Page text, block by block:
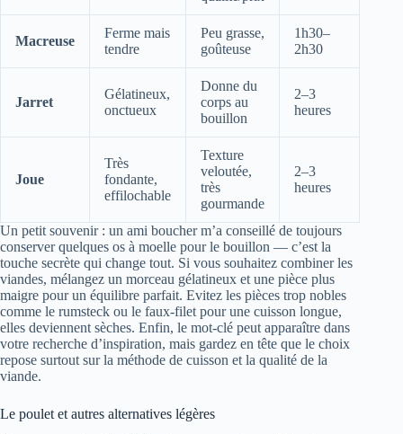
Macreuse
Ferme mais
tendre
Peu grasse,
goûteuse
1h30–
2h30
Jarret
Gélatineux,
onctueux
Donne du
corps au
bouillon
2–3
heures
Joue
Très
fondante,
effilochable
Texture
veloutée,
très
gourmande
2–3
heures
Un petit souvenir : un ami boucher m’a conseillé de toujours
conserver quelques os à moelle pour le bouillon — c’est la
touche secrète qui change tout. Si vous souhaitez combiner les
viandes, mélangez un morceau gélatineux et une pièce plus
maigre pour un équilibre parfait. Evitez les pièces trop nobles
comme le rumsteck ou le faux‑filet pour une cuisson longue,
elles deviennent sèches. Enfin, le mot‑clé peut apparaître dans
votre recherche d’inspiration, mais gardez en tête que le choix
repose surtout sur la méthode de cuisson et la qualité de la
viande.
Le poulet et autres alternatives légères